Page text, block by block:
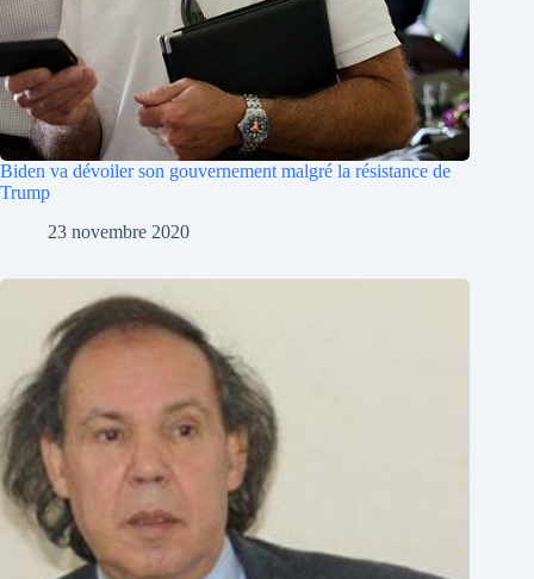
Biden va dévoiler son gouvernement malgré la résistance de
Trump
23 novembre 2020